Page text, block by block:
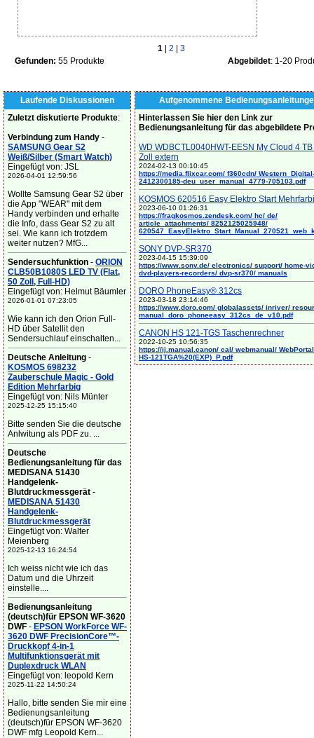
1 2
3
Gefunden: 55 Produkte Abgebildet: 1-20
Laufende Diskussionen
Zuletzt diskutierte Produkte:
Verbindung zum Handy -
SAMSUNG Gear S2
Weiß/Silber (Smart Watch)
Eingefügt von: JSL
2026-04-01 12:59:56
Wollte Samsung Gear S2 über
die App "WEAR" mit dem
Handy verbinden und erhalte
die Info, dass Gear S2 zu alt
sei. Wie kann ich trotzdem
weiter nutzen? MfG...
Sendersuchfunktion - ORION
CLB50B1080S LED TV (Flat,
50 Zoll, Full-HD)
Eingefügt von: Helmut Bäumler
2026-01-01 07:23:05
Wie kann ich den Orion Full-
HD über Satellit den
Sendersuchlauf einschalten...
Deutsche Anleitung -
KOSMOS 698232
Zauberschule Magic - Gold
Edition Mehrfarbig
Eingefügt von: Nils Münter
2025-12-25 15:15:40
Bitte senden Sie die deutsche
Anlwitung als PDF zu. ...
Deutsche
Bedienungsanleitung für das
MEDISANA 51430
Handgelenk-
Blutdruckmessgerät -
MEDISANA 51430
Handgelenk-
Blutdruckmessgerät
Eingefügt von: Walter
Meienberg
2025-12-13 16:24:54
Ich weiss nicht wie ich das
Datum und die Uhrzeit
einstelle....
Bedienungsanleitung
(deutsch)für EPSON WF-3620
DWF - EPSON WorkForce WF-
3620 DWF PrecisionCore™-
Druckkopf 4-in-1
Multifunktionsgerät mit
Duplexdruck WLAN
Eingefügt von: leopold Kern
2025-11-22 14:50:24
Hallo, bitte senden Sie mir eine
Bedienungsanleitung
(deutsch)für EPSON WF-3620
DWF mfg Leopold Kern...
Aufgenommene
Hinterlassen Sie hier den Link zur
Bedienungsanleitung für das abgebildete
WD WDBCTL0040HWT-EESN My Cloud 4
Zoll extern
2024-02-13 00:10:45
https://media.flixcar.com/ f360cdn/ Western_Digital-
2412300185-deu_user_manual_4779-705103.pdf
KOSMOS 620516 Easy Elektro Start
2023-06-10 01:26:31
https://fragkosmos.zendesk.com/ hc/ de/
article_attachments/ 8252125025948/
SONY DVP-SR370
2023-04-15 15:39:09
https://www.sony.de/ electronics/ support/ home-
dvd-players-recorders/ dvp-sr370/ manuals
DORO PhoneEasy® 312cs
2023-03-18 23:14:46
https://www.doro.com/ globalassets/ inriver/
manual_doro_phoneeasy_312cs_de_v10.pdf
CANON HS 121-TGS Taschenrechner
2022-10-25 10:56:35
https://ij.manual.canon/ cal/ webmanual/
HS-121TGA%20(EXP)_P.pdf